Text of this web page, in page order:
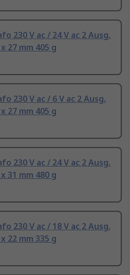
230 V ac / 24 V ac 2 Ausg.
27 mm 405 g
230 V ac / 6 V ac 2 Ausg.
27 mm 405 g
230 V ac / 24 V ac 2 Ausg.
31 mm 480 g
230 V ac / 18 V ac 2 Ausg.
22 mm 335 g